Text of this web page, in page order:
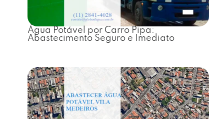
Água Potável por Carro Pipa:
Abastecimento Seguro e Imediato